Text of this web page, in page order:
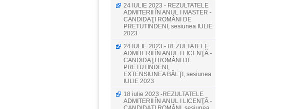
24 IULIE 2023 - REZULTATELE
ADMITERII ÎN ANUL I MASTER -
CANDIDAŢI ROMÂNI DE
PRETUTINDENI, sesiunea IULIE
2023
24 IULIE 2023 - REZULTATELE
ADMITERII ÎN ANUL I LICENŢĂ -
CANDIDAŢI ROMÂNI DE
PRETUTINDENI,
EXTENSIUNEA BĂLŢI, sesiunea
IULIE 2023
18 iulie 2023 -REZULTATELE
ADMITERII ÎN ANUL I LICENŢĂ -